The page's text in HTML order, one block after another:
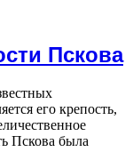
Пскова
его крепость,
Пскова была